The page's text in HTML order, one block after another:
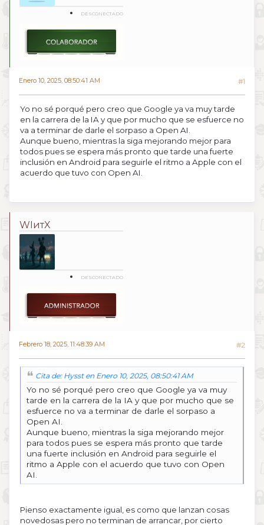
DESCONECTADO
Enero 10, 2025, 08:50:41 AM #1
Yo no sé porqué pero creo que Google ya va muy tarde
en la carrera de la IA y que por mucho que se esfuerce no
va a terminar de darle el sorpaso a Open AI.
Aunque bueno, mientras la siga mejorando mejor para
todos pues se espera más pronto que tarde una fuerte
inclusión en Android para seguirle el ritmo a Apple con el
acuerdo que tuvo con Open AI.
WIитX
DESCONECTADO
Febrero 18, 2025, 11:48:39 AM #2
Cita de: Hysst en Enero 10, 2025, 08:50:41 AM
Yo no sé porqué pero creo que Google ya va muy
tarde en la carrera de la IA y que por mucho que se
esfuerce no va a terminar de darle el sorpaso a
Open AI.
Aunque bueno, mientras la siga mejorando mejor
para todos pues se espera más pronto que tarde
una fuerte inclusión en Android para seguirle el
ritmo a Apple con el acuerdo que tuvo con Open
AI.
Pienso exactamente igual, es como que lanzan cosas
novedosas pero no terminan de arrancar, por cierto